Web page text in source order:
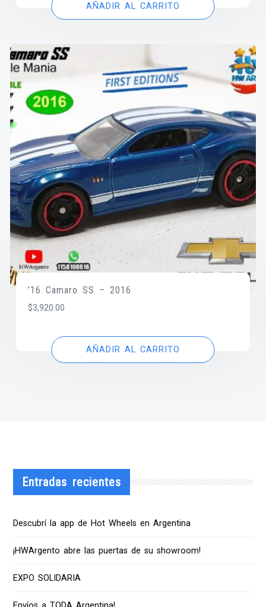
AÑADIR AL CARRITO
’16 Camaro SS – 2016
$3,920.00
AÑADIR AL CARRITO
Entradas recientes
Descubrí la app de Hot Wheels en Argentina
¡HWArgento abre las puertas de su showroom!
EXPO SOLIDARIA